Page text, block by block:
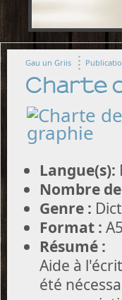
Gau un Griis
Charte
Langue(s):
Nombre
Genre :
Format : A5
Résumé :
Aide à
été